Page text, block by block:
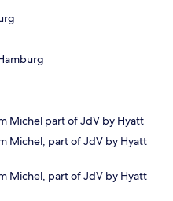
Michel part of JdV by Hyatt
Michel, part of JdV by Hyatt
Michel, part of JdV by Hyatt